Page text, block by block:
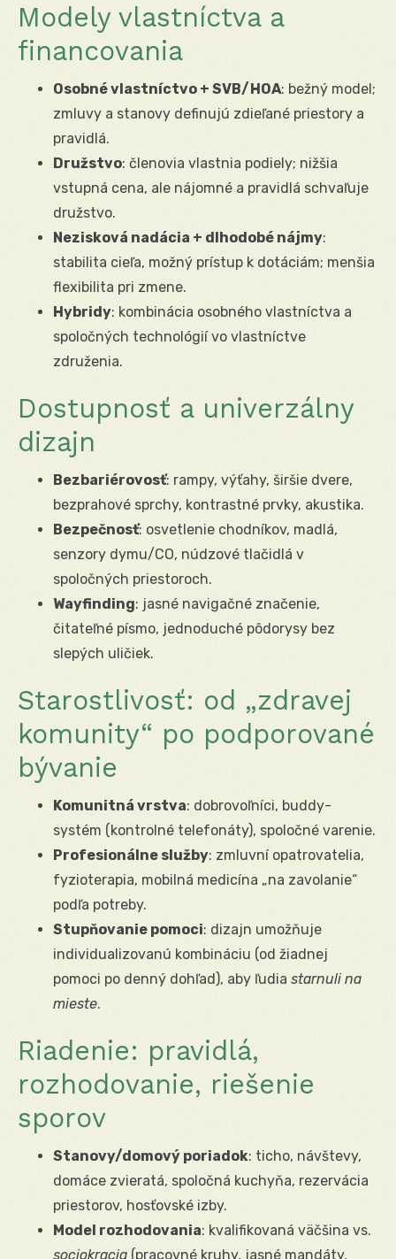
Modely vlastníctva a
financovania
Osobné vlastníctvo + SVB/HOA: bežný model;
zmluvy a stanovy definujú zdieľané priestory a
pravidlá.
Družstvo: členovia vlastnia podiely; nižšia
vstupná cena, ale nájomné a pravidlá schvaľuje
družstvo.
Nezisková nadácia + dlhodobé nájmy:
stabilita cieľa, možný prístup k dotáciám; menšia
flexibilita pri zmene.
Hybridy: kombinácia osobného vlastníctva a
spoločných technológií vo vlastníctve
združenia.
Dostupnosť a univerzálny
dizajn
Bezbariérovosť: rampy, výťahy, širšie dvere,
bezprahové sprchy, kontrastné prvky, akustika.
Bezpečnosť: osvetlenie chodníkov, madlá,
senzory dymu/CO, núdzové tlačidlá v
spoločných priestoroch.
Wayfinding: jasné navigačné značenie,
čitateľné písmo, jednoduché pôdorysy bez
slepých uličiek.
Starostlivosť: od „zdravej
komunity“ po podporované
bývanie
Komunitná vrstva: dobrovoľníci, buddy-
systém (kontrolné telefonáty), spoločné varenie.
Profesionálne služby: zmluvní opatrovatelia,
fyzioterapia, mobilná medicína „na zavolanie“
podľa potreby.
Stupňovanie pomoci: dizajn umožňuje
individualizovanú kombináciu (od žiadnej
pomoci po denný dohľad), aby ľudia starnuli na
mieste.
Riadenie: pravidlá,
rozhodovanie, riešenie
sporov
Stanovy/domový poriadok: ticho, návštevy,
domáce zvieratá, spoločná kuchyňa, rezervácia
priestorov, hosťovské izby.
Model rozhodovania: kvalifikovaná väčšina vs.
sociokracia (pracovné kruhy, jasné mandáty,